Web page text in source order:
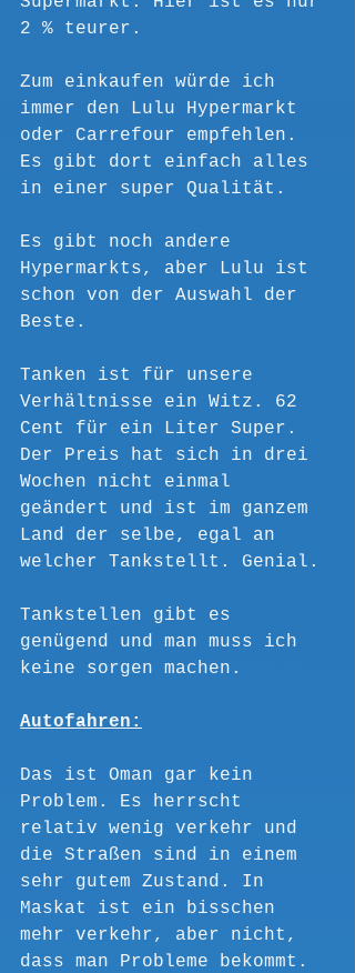
2 % teurer.
Zum einkaufen würde ich
immer den Lulu Hypermarkt
oder Carrefour empfehlen.
Es gibt dort einfach alles
in einer super Qualität.
Es gibt noch andere
Hypermarkts, aber Lulu ist
schon von der Auswahl der
Beste.
Tanken ist für unsere
Verhältnisse ein Witz. 62
Cent für ein Liter Super.
Der Preis hat sich in drei
Wochen nicht einmal
geändert und ist im ganzem
Land der selbe, egal an
welcher Tankstellt. Genial.
Tankstellen gibt es
genügend und man muss ich
keine sorgen machen.
Autofahren:
Das ist Oman gar kein
Problem. Es herrscht
relativ wenig verkehr und
die Straßen sind in einem
sehr gutem Zustand. In
Maskat ist ein bisschen
mehr verkehr, aber nicht,
dass man Probleme bekommt.